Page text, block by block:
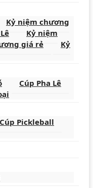
Kỷ niệm chương
Kỷ niệm
giá rẻ
Kỷ
Cúp Pha Lê
Cúp Pickleball